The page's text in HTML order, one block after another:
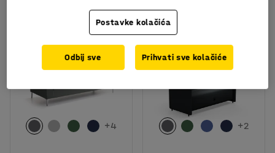
+4 +2
Postavke kolačića
Odbij sve Prihvati sve kolačiće